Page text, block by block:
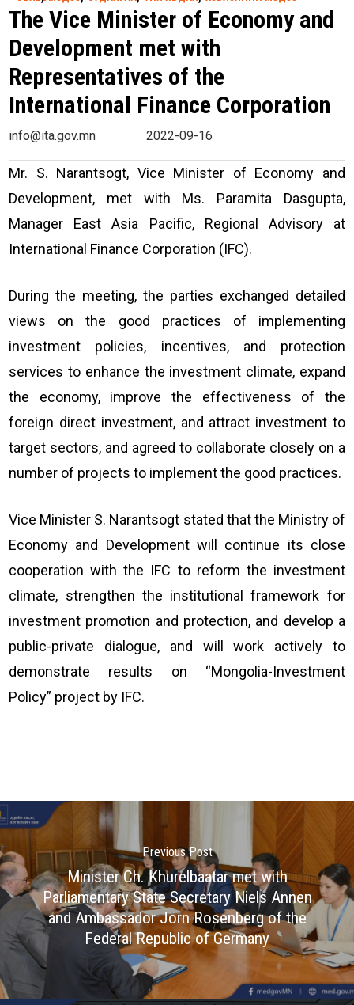
The Vice Minister of Economy and
Development met with
Representatives of the
International Finance Corporation
info@ita.gov.mn 2022-09-16
Mr. S. Narantsogt, Vice Minister of Economy and
Development, met with Ms. Paramita Dasgupta,
Manager East Asia Pacific, Regional Advisory at
International Finance Corporation (IFC).
During the meeting, the parties exchanged detailed
views on the good practices of implementing
investment policies, incentives, and protection
services to enhance the investment climate, expand
the economy, improve the effectiveness of the
foreign direct investment, and attract investment to
target sectors, and agreed to collaborate closely on a
number of projects to implement the good practices.
Vice Minister S. Narantsogt stated that the Ministry of
Economy and Development will continue its close
cooperation with the IFC to reform the investment
climate, strengthen the institutional framework for
investment promotion and protection, and develop a
public-private dialogue, and will work actively to
demonstrate results on “Mongolia-Investment
Policy” project by IFC.
Previous Post
Minister Ch. Khurelbaatar met with
Parliamentary State Secretary Niels Annen
and Ambassador Jörn Rosenberg of the
Federal Republic of Germany